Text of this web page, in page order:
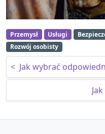
Przemysł Usługi
Rozwój osobisty
Nawigacja
< Jak wybrać